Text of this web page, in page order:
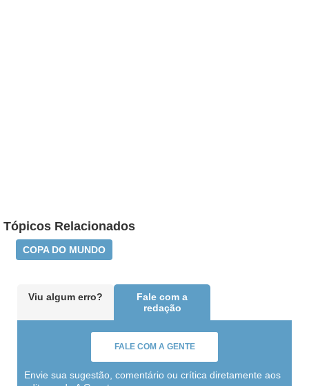
Tópicos Relacionados
COPA DO MUNDO
Viu algum erro?
Fale com a
redação
FALE COM A GENTE
Envie sua sugestão, comentário ou crítica diretamente aos